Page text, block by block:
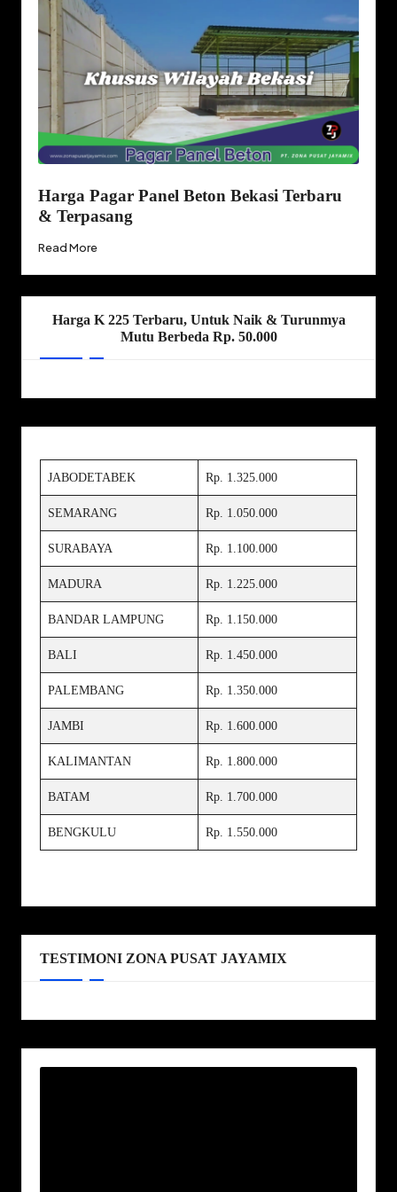
Harga Pagar Panel Beton Bekasi Terbaru
& Terpasang
Read More
Harga K 225 Terbaru, Untuk Naik & Turunmya
Mutu Berbeda Rp. 50.000
JABODETABEK Rp. 1.325.000
SEMARANG Rp. 1.050.000
SURABAYA Rp. 1.100.000
MADURA Rp. 1.225.000
BANDAR LAMPUNG Rp. 1.150.000
BALI Rp. 1.450.000
PALEMBANG Rp. 1.350.000
JAMBI Rp. 1.600.000
KALIMANTAN Rp. 1.800.000
BATAM Rp. 1.700.000
BENGKULU Rp. 1.550.000
TESTIMONI ZONA PUSAT JAYAMIX